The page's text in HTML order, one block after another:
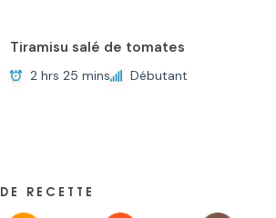
Tiramisu salé de tomates
2 hrs 25 mins Débutant
RECETTE